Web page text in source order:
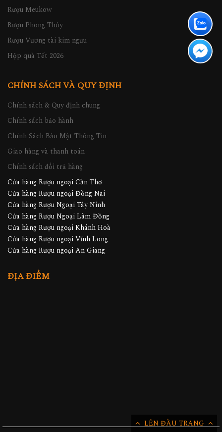
LÊN ĐẦU TRANG
Rượu Meukow
Rượu Phong Thủy
Rượu Vương tài kim ngưu
Hộp quà Tết 2026
CHÍNH SÁCH VÀ QUY ĐỊNH
Chính sách & Quy định chung
Chính sách bảo hành
Chính Sách Bảo Mật Thông Tin
Giao hàng và thanh toán
Chính sách đổi trả hàng
Cửa hàng Rượu ngoại Cần Thơ
Cửa hàng Rượu ngoại Đồng Nai
Cửa hàng Rượu Ngoại Tây Ninh
Cửa hàng Rượu Ngoại Lâm Đồng
Cửa hàng Rượu ngoại Khánh Hoà
Cửa hàng Rượu ngoại Vĩnh Long
Cửa hàng Rượu ngoại An Giang
ĐỊA ĐIỂM